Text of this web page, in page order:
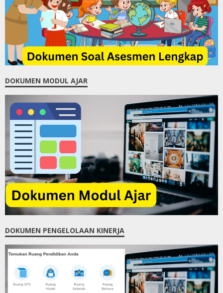
DOKUMEN MODUL AJAR
DOKUMEN PENGELOLAAN KINERJA